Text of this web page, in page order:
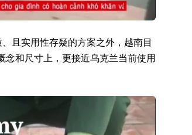
且实用性存疑的方案之外，越南目
和尺寸上，更接近乌克兰当前使用